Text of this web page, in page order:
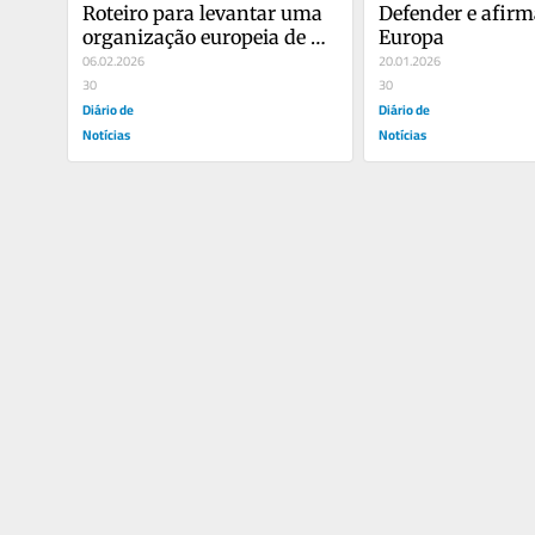
Roteiro para levantar uma
organização europeia de
Defesa
06.02.2026
30
Diário de
Notícias
Defender e
Europa
20.01.2026
30
Diário de
Notícias